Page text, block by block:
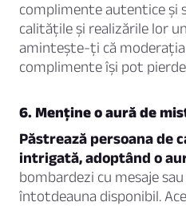
complimente autentice și
calitățile și realizările lor
amintește-ți că moderația
complimente își pot
6. Menține o aură de
Păstrează persoana de
intrigată, adoptând o
bombardezi cu mesaje
întotdeauna disponibil.